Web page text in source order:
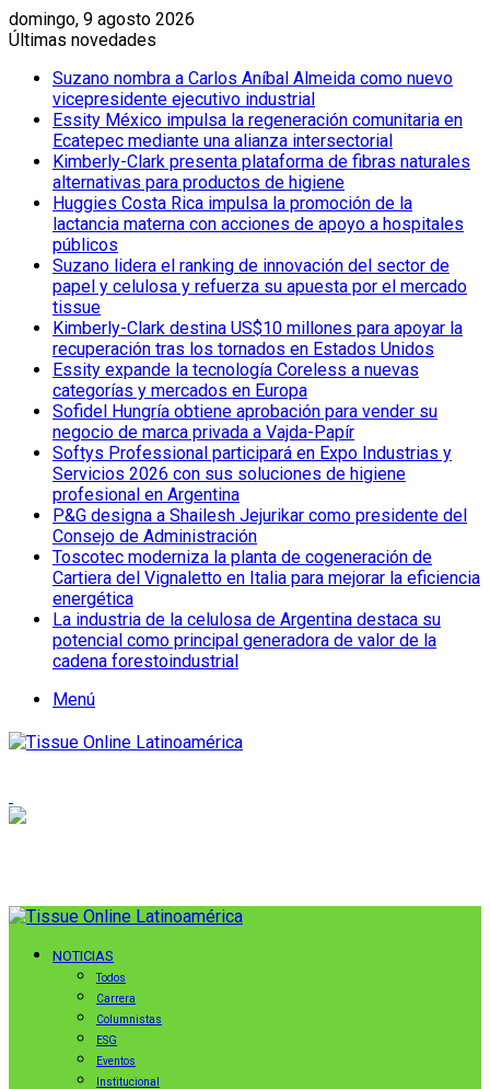
domingo, 9 agosto 2026
Últimas novedades
Suzano nombra a Carlos Aníbal Almeida como nuevo
vicepresidente ejecutivo industrial
Essity México impulsa la regeneración comunitaria en
Ecatepec mediante una alianza intersectorial
Kimberly-Clark presenta plataforma de fibras naturales
alternativas para productos de higiene
Huggies Costa Rica impulsa la promoción de la
lactancia materna con acciones de apoyo a hospitales
públicos
Suzano lidera el ranking de innovación del sector de
papel y celulosa y refuerza su apuesta por el mercado
tissue
Kimberly-Clark destina US$10 millones para apoyar la
recuperación tras los tornados en Estados Unidos
Essity expande la tecnología Coreless a nuevas
categorías y mercados en Europa
Sofidel Hungría obtiene aprobación para vender su
negocio de marca privada a Vajda-Papír
Softys Professional participará en Expo Industrias y
Servicios 2026 con sus soluciones de higiene
profesional en Argentina
P&G designa a Shailesh Jejurikar como presidente del
Consejo de Administración
Toscotec moderniza la planta de cogeneración de
Cartiera del Vignaletto en Italia para mejorar la eficiencia
energética
La industria de la celulosa de Argentina destaca su
potencial como principal generadora de valor de la
cadena forestoindustrial
Menú
NOTICIAS
Todos
Carrera
Columnistas
ESG
Eventos
Institucional